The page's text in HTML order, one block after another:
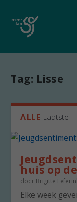
Tag: Lisse
ALLE Laatste
huis op
door Brigitte
Elke week